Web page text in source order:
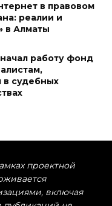
в правовом
реалии и
в Алматы
работу фонд
судебных
проектной
включая